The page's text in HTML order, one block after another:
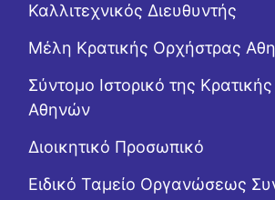
Καλλιτεχνικός Διευθυντής
Μέλη Κρατικής Ορχήστρας
Σύντομο Ιστορικό της
Αθηνών
Διοικητικό Προσωπικό
Ειδικό Ταμείο Οργανώσεως